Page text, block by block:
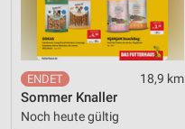
18,9 km
Sommer Knaller
Noch heute gültig